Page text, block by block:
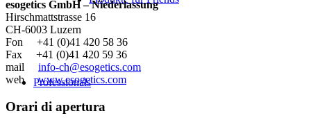
Professionals
esogetics GmbH – Niederlassung
Hirschmattstrasse 16
CH-6003 Luzern
Fon +41 (0)41 420 58 36
Fax +41 (0)41 420 59 36
mail info-ch@esogetics.com
webwww.esogetics.com
Orari di apertura